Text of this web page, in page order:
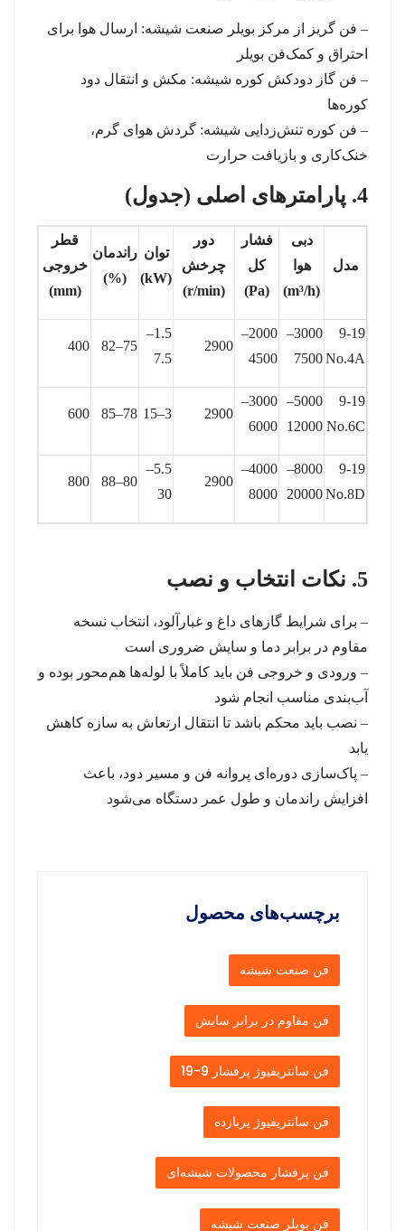
– فن گریز از مرکز بویلر صنعت شیشه: ارسال هوا برای
احتراق و کمک‌فن بویلر
– فن گاز دودکش کوره شیشه: مکش و انتقال دود
کوره‌ها
– فن کوره تنش‌زدایی شیشه: گردش هوای گرم،
خنک‌کاری و بازیافت حرارت
4. پارامترهای اصلی (جدول)
مدل
دبی
هوا
(m³/h)
فشار
کل
(Pa)
دور
چرخش
(r/min)
توان
(kW)
راندمان
(%)
قطر
خروجی
(mm)
9-19
No.4A
3000–
7500
2000–
4500
2900
1.5–
7.5
75–82
400
9-19
No.6C
5000–
12000
3000–
6000
2900
3–15
78–85
600
9-19
No.8D
8000–
20000
4000–
8000
2900
5.5–
30
80–88
800
5. نکات انتخاب و نصب
– برای شرایط گازهای داغ و غبارآلود، انتخاب نسخه
مقاوم در برابر دما و سایش ضروری است
– ورودی و خروجی فن باید کاملاً با لوله‌ها هم‌محور بوده و
آب‌بندی مناسب انجام شود
– نصب باید محکم باشد تا انتقال ارتعاش به سازه کاهش
یابد
– پاک‌سازی دوره‌ای پروانه فن و مسیر دود، باعث
افزایش راندمان و طول عمر دستگاه می‌شود
برچسب‌های محصول
فن صنعت شیشه
فن مقاوم در برابر سایش
فن سانتریفیوژ پرفشار 9-19
فن سانتریفیوژ پربازده
فن پرفشار محصولات شیشه‌ای
فن بویلر صنعت شیشه